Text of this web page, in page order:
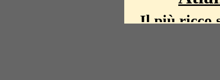
Il più ricco